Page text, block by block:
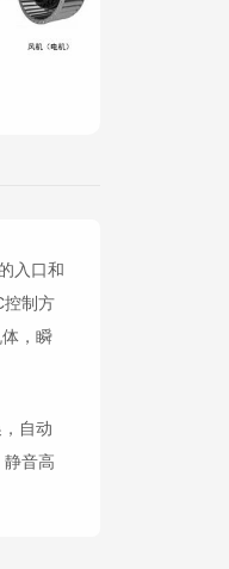
入口和
控制方
，瞬
自动
音高